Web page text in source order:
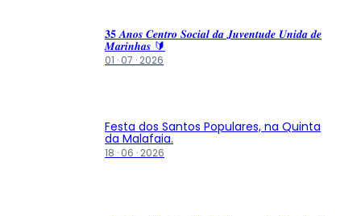
𝟑𝟓 𝑨𝒏𝒐𝒔 𝑪𝒆𝒏𝒕𝒓𝒐 𝑺𝒐𝒄𝒊𝒂𝒍 𝒅𝒂 𝑱𝒖𝒗𝒆𝒏𝒕𝒖𝒅𝒆 𝑼𝒏𝒊𝒅𝒂 𝒅𝒆
𝑴𝒂𝒓𝒊𝒏𝒉𝒂𝒔 🔰
01 · 07 · 2026
Festa dos Santos Populares, na Quinta
da Malafaia.
18 · 06 · 2026